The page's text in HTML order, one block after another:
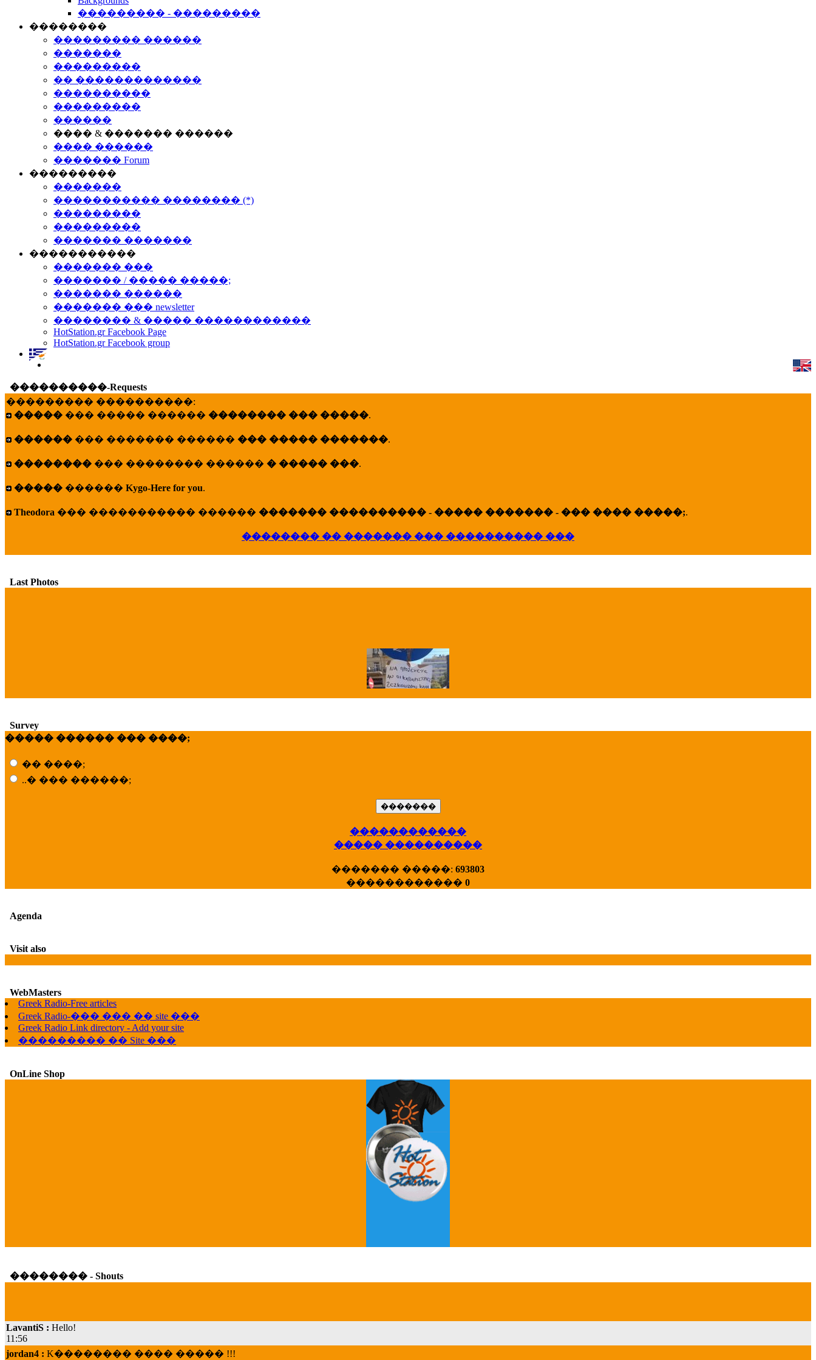
��������� - ���������
��������
��������� ������
�������
���������
�� �������������
����������
���������
������
���� & ������� ������
���� ������
������� Forum
���������
�������
����������� �������� (*)
���������
���������
������� �������
�����������
������� ���
������� / ����� �����;
������� ������
������� ��� newsletter
�������� & ����� ������������
HotStation.gr Facebook Page
HotStation.gr Facebook group
����������-Requests
��������� ����������:
����� ��� ����� ������ �������� ��� �����.
������ ��� ������� ������ ��� ����� �������.
�������� ��� �������� ������ � ����� ���.
����� ������ Kygo-Here for you.
Theodora ��� ����������� ������ ������� ���������� - ����� ������� - ��� ���� �����;.
�������� �� ������� ��� ���������� ���
Last Photos
X�����
����� HotStat
...
Grey's Anatomy
Survey
����� ������ ��� ����;
�� ����;
..� ��� ������;
������������
����� ����������
������� �����: 693803
������������ 0
Agenda
Visit also
WebMasters
Greek Radio-Free articles
Greek Radio-��� ��� �� site ���
Greek Radio Link directory - Add your site
��������� �� Site ���
OnLine Shop
�������� - Shouts
11:56
jordan4 :K�������� ���� ����� !!!
19:45